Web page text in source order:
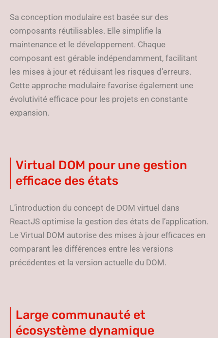
Sa conception modulaire est basée sur des
composants réutilisables. Elle simplifie la
maintenance et le développement. Chaque
composant est gérable indépendamment, facilitant
les mises à jour et réduisant les risques d’erreurs.
Cette approche modulaire favorise également une
évolutivité efficace pour les projets en constante
expansion.
Virtual DOM pour une gestion
efficace des états
L’introduction du concept de DOM virtuel dans
ReactJS optimise la gestion des états de l’application.
Le Virtual DOM autorise des mises à jour efficaces en
comparant les différences entre les versions
précédentes et la version actuelle du DOM.
Large communauté et
écosystème dynamique